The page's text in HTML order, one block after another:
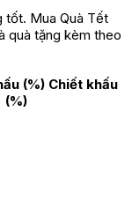
tốt. Mua Quà Tết
quà tặng kèm theo
(%) Chiết khấu
(%)